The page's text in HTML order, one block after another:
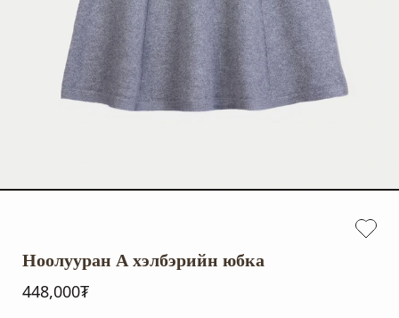
Ноолууран А хэлбэрийн юбка
448,000₮